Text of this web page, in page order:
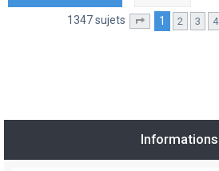
1347 sujets Page sur54
1 2 3 4
Informations